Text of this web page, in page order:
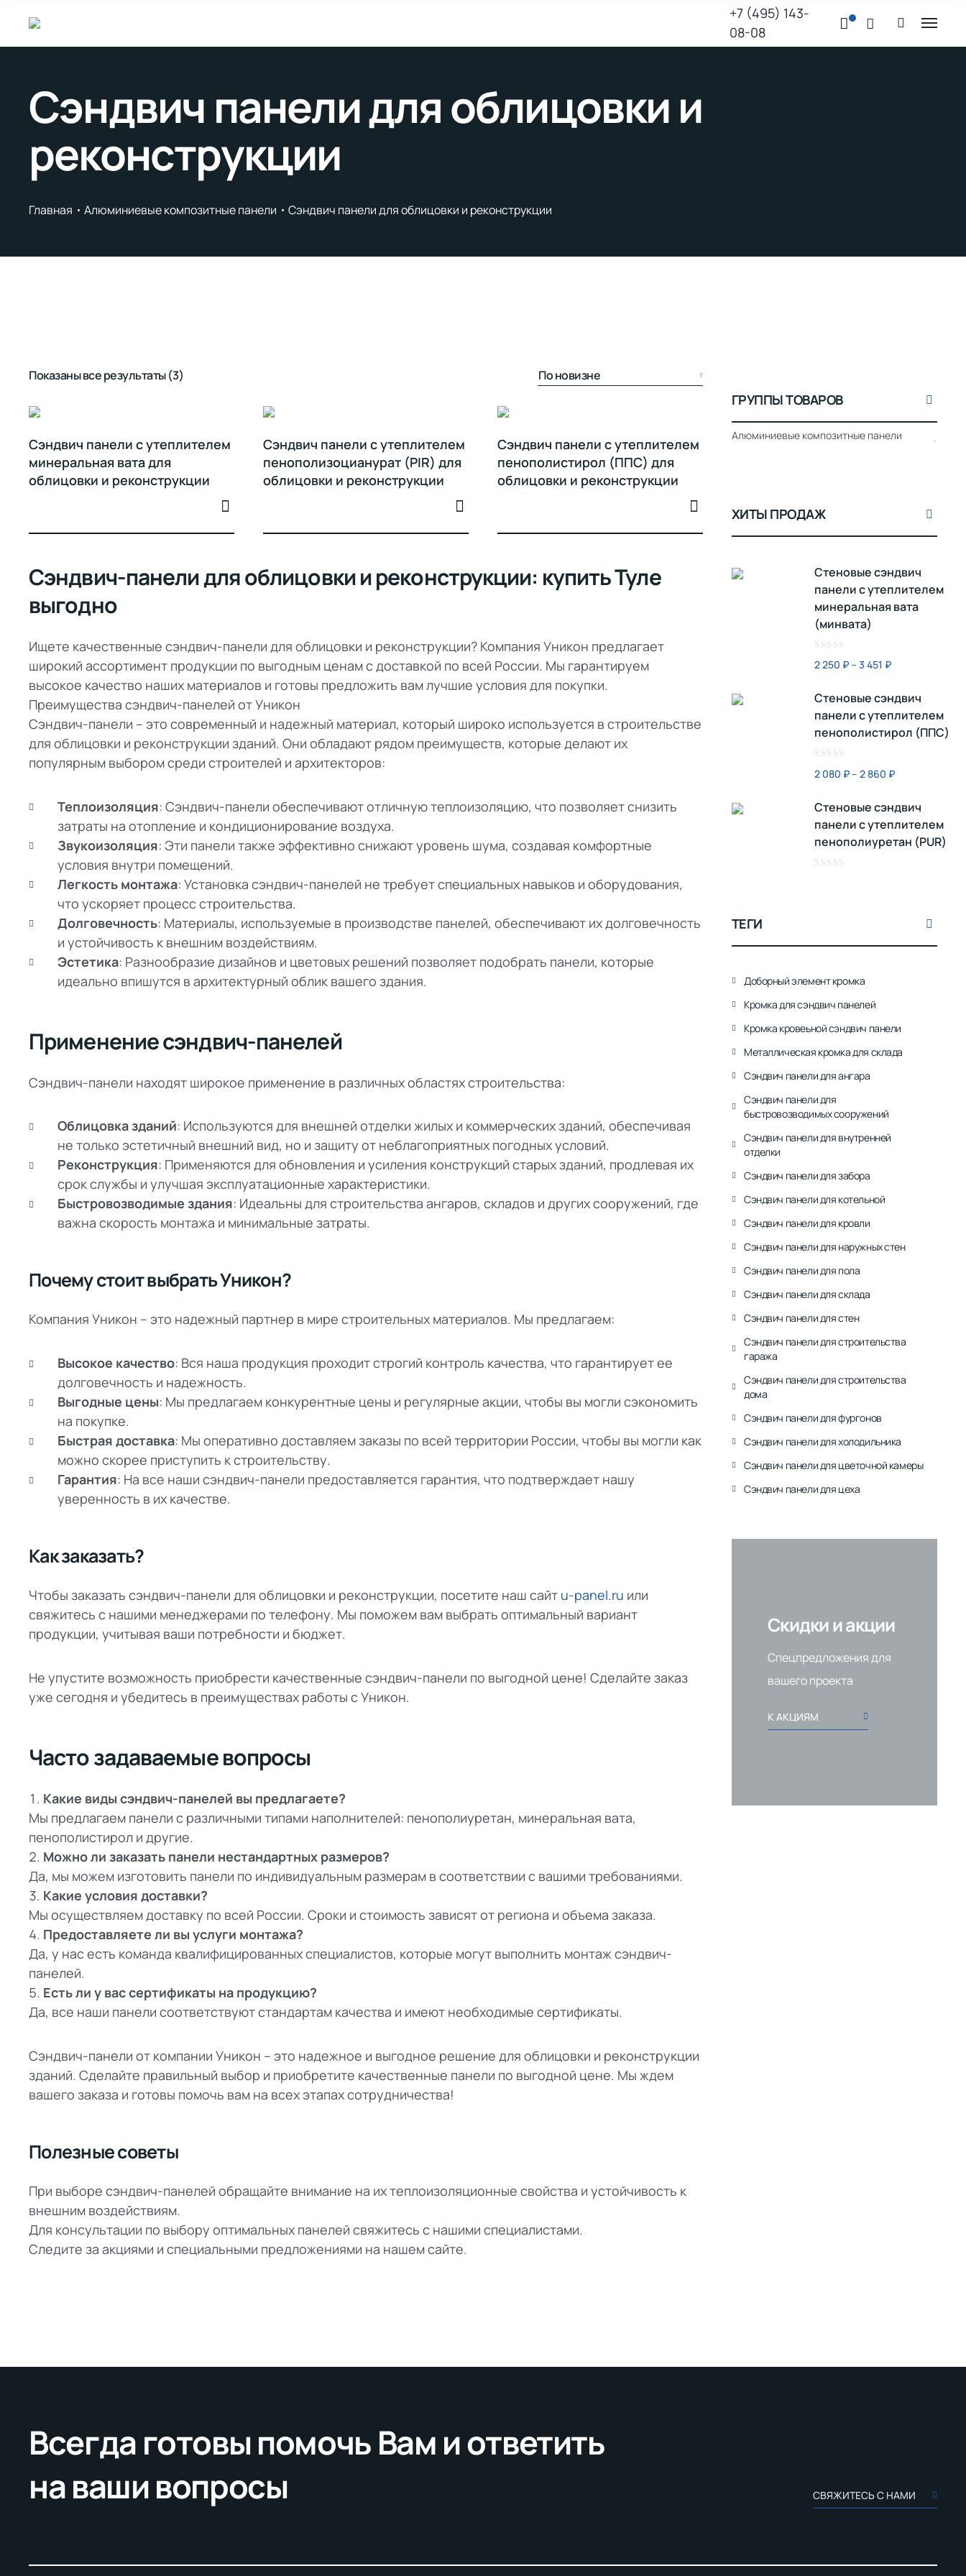
+7 (495) 143-
08-08
Сэндвич панели для облицовки и
реконструкции
Главная Алюминиевые композитные панели Сэндвич панели для облицовки и реконструкции
Показаны все результаты (3)
Сэндвич панели с утеплителем
минеральная вата для
облицовки и реконструкции
Сэндвич панели с утеплителем
пенополизоцианурат (PIR) для
облицовки и реконструкции
Сэндвич панели с утеплителем
пенополистирол (ППС) для
облицовки и реконструкции
Сэндвич-панели для облицовки и реконструкции: купить Туле
выгодно
Ищете качественные сэндвич-панели для облицовки и реконструкции? Компания Уникон предлагает
широкий ассортимент продукции по выгодным ценам с доставкой по всей России. Мы гарантируем
высокое качество наших материалов и готовы предложить вам лучшие условия для покупки.
Преимущества сэндвич-панелей от Уникон
Сэндвич-панели – это современный и надежный материал, который широко используется в строительстве
для облицовки и реконструкции зданий. Они обладают рядом преимуществ, которые делают их
популярным выбором среди строителей и архитекторов:
Теплоизоляция: Сэндвич-панели обеспечивают отличную теплоизоляцию, что позволяет снизить
затраты на отопление и кондиционирование воздуха.
Звукоизоляция: Эти панели также эффективно снижают уровень шума, создавая комфортные
условия внутри помещений.
Легкость монтажа: Установка сэндвич-панелей не требует специальных навыков и оборудования,
что ускоряет процесс строительства.
Долговечность: Материалы, используемые в производстве панелей, обеспечивают их долговечность
и устойчивость к внешним воздействиям.
Эстетика: Разнообразие дизайнов и цветовых решений позволяет подобрать панели, которые
идеально впишутся в архитектурный облик вашего здания.
Применение сэндвич-панелей
Сэндвич-панели находят широкое применение в различных областях строительства:
Облицовка зданий: Используются для внешней отделки жилых и коммерческих зданий, обеспечивая
не только эстетичный внешний вид, но и защиту от неблагоприятных погодных условий.
Реконструкция: Применяются для обновления и усиления конструкций старых зданий, продлевая их
срок службы и улучшая эксплуатационные характеристики.
Быстровозводимые здания: Идеальны для строительства ангаров, складов и других сооружений, где
важна скорость монтажа и минимальные затраты.
Почему стоит выбрать Уникон?
Компания Уникон – это надежный партнер в мире строительных материалов. Мы предлагаем:
Высокое качество: Вся наша продукция проходит строгий контроль качества, что гарантирует ее
долговечность и надежность.
Выгодные цены: Мы предлагаем конкурентные цены и регулярные акции, чтобы вы могли сэкономить
на покупке.
Быстрая доставка: Мы оперативно доставляем заказы по всей территории России, чтобы вы могли как
можно скорее приступить к строительству.
Гарантия: На все наши сэндвич-панели предоставляется гарантия, что подтверждает нашу
уверенность в их качестве.
Как заказать?
Чтобы заказать сэндвич-панели для облицовки и реконструкции, посетите наш сайт u-panel.ru или
свяжитесь с нашими менеджерами по телефону. Мы поможем вам выбрать оптимальный вариант
продукции, учитывая ваши потребности и бюджет.
Не упустите возможность приобрести качественные сэндвич-панели по выгодной цене! Сделайте заказ
уже сегодня и убедитесь в преимуществах работы с Уникон.
Часто задаваемые вопросы
Какие виды сэндвич-панелей вы предлагаете?
Мы предлагаем панели с различными типами наполнителей: пенополиуретан, минеральная вата,
пенополистирол и другие.
Можно ли заказать панели нестандартных размеров?
Да, мы можем изготовить панели по индивидуальным размерам в соответствии с вашими требованиями.
Какие условия доставки?
Мы осуществляем доставку по всей России. Сроки и стоимость зависят от региона и объема заказа.
Предоставляете ли вы услуги монтажа?
Да, у нас есть команда квалифицированных специалистов, которые могут выполнить монтаж сэндвич-
панелей.
Есть ли у вас сертификаты на продукцию?
Да, все наши панели соответствуют стандартам качества и имеют необходимые сертификаты.
Сэндвич-панели от компании Уникон – это надежное и выгодное решение для облицовки и реконструкции
зданий. Сделайте правильный выбор и приобретите качественные панели по выгодной цене. Мы ждем
вашего заказа и готовы помочь вам на всех этапах сотрудничества!
Полезные советы
При выборе сэндвич-панелей обращайте внимание на их теплоизоляционные свойства и устойчивость к
внешним воздействиям.
Для консультации по выбору оптимальных панелей свяжитесь с нашими специалистами.
Следите за акциями и специальными предложениями на нашем сайте.
ГРУППЫ ТОВАРОВ
Алюминиевые композитные панели
ХИТЫ ПРОДАЖ
Стеновые сэндвич
панели с утеплителем
минеральная вата
(минвата)
2 250 ₽– 3 451 ₽
0
5
Стеновые сэндвич
панели с утеплителем
пенополистирол (ППС)
2 080 ₽– 2 860 ₽
0
5
Стеновые сэндвич
панели с утеплителем
пенополиуретан (PUR)
ТЕГИ
Доборный элемент кромка
Кромка для сэндвич панелей
Кромка кровеьной сэндвич панели
Металлическая кромка для склада
Сэндвич панели для ангара
Сэндвич панели для
быстровозводимых сооружений
Сэндвич панели для внутренней
отделки
Сэндвич панели для забора
Сэндвич панели для котельной
Сэндвич панели для кровли
Сэндвич панели для наружных стен
Сэндвич панели для пола
Сэндвич панели для склада
Сэндвич панели для стен
Сэндвич панели для строительства
гаража
Сэндвич панели для строительства
дома
Сэндвич панели для фургонов
Сэндвич панели для холодильника
Сэндвич панели для цветочной камеры
Сэндвич панели для цеха
Скидки и акции
Спецпредложения для
вашего проекта
К АКЦИЯМ
Всегда готовы помочь Вам и ответить
на ваши вопросы
СВЯЖИТЕСЬ С НАМИ